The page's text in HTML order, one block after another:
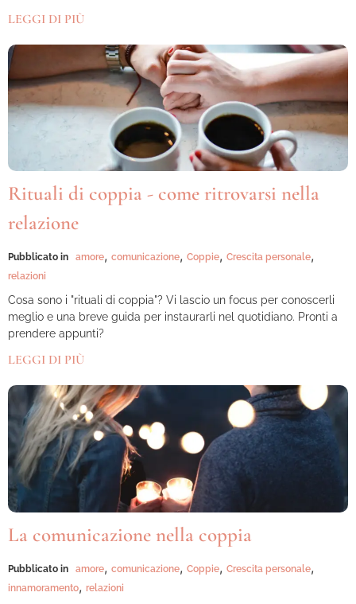
LEGGI DI PIÙ
Rituali di coppia - come ritrovarsi nella
relazione
Pubblicato in amore, comunicazione, Coppie, Crescita personale,
relazioni
Cosa sono i "rituali di coppia"? Vi lascio un focus per conoscerli
meglio e una breve guida per instaurarli nel quotidiano. Pronti a
prendere appunti?
LEGGI DI PIÙ
La comunicazione nella coppia
Pubblicato in amore, comunicazione, Coppie, Crescita personale,
innamoramento, relazioni